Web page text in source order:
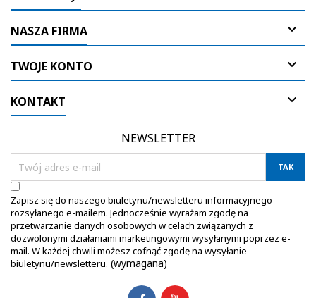
NASZA FIRMA 
TWOJE KONTO 
KONTAKT 
NEWSLETTER
Zapisz się do naszego biuletynu/newsletteru informacyjnego
rozsyłanego e-mailem. Jednocześnie wyrażam zgodę na
przetwarzanie danych osobowych w celach związanych z
dozwolonymi działaniami marketingowymi wysyłanymi poprzez e-
mail. W każdej chwili możesz cofnąć zgodę na wysyłanie
biuletynu/newsletteru. (wymagana)